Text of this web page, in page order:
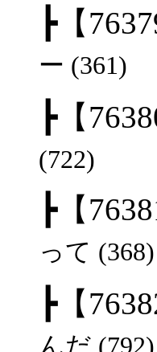
┣【
ー (361)
┣【
(722)
┣【
って (368)
┣【
んだ (792)